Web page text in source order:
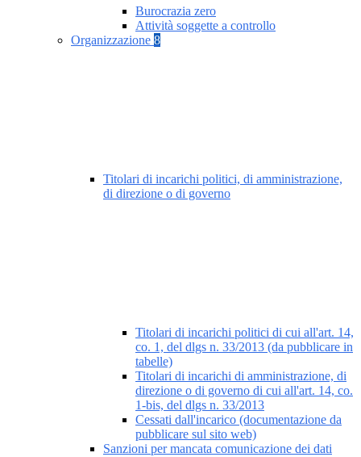
Burocrazia zero
Attività soggette a controllo
Organizzazione 8
Titolari di incarichi politici, di amministrazione,
di direzione o di governo
Titolari di incarichi politici di cui all'art. 14,
co. 1, del dlgs n. 33/2013 (da pubblicare in
tabelle)
Titolari di incarichi di amministrazione, di
direzione o di governo di cui all'art. 14, co.
1-bis, del dlgs n. 33/2013
Cessati dall'incarico (documentazione da
pubblicare sul sito web)
Sanzioni per mancata comunicazione dei dati